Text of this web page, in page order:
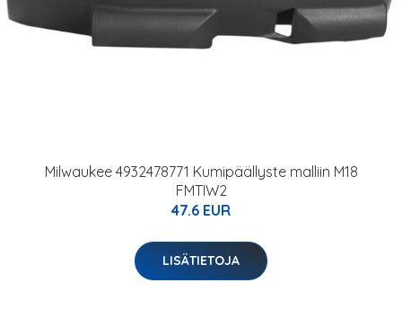
Milwaukee 4932478771 Kumipäällyste malliin M18
FMTIW2
47.6 EUR
LISÄTIETOJA